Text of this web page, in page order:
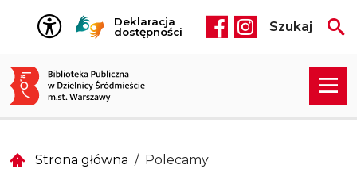
Przejdź do treści
Deklaracja
dostępności
Social media
Szukaj
Strona główna Polecamy